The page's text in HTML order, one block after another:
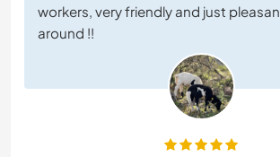
workers, very friendly and just
around !!